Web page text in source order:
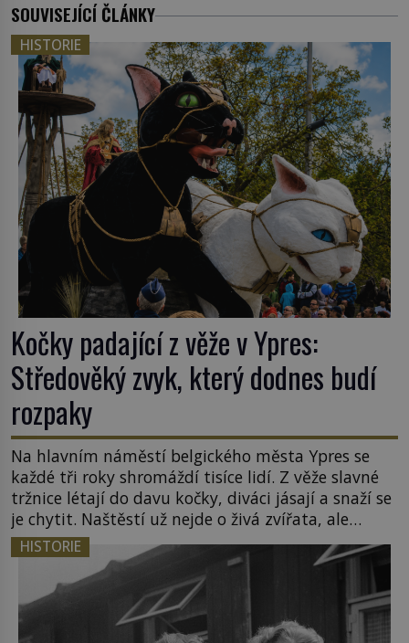
SOUVISEJÍCÍ ČLÁNKY
HISTORIE
Kočky padající z věže v Ypres:
Středověký zvyk, který dodnes budí
rozpaky
Na hlavním náměstí belgického města Ypres se
každé tři roky shromáždí tisíce lidí. Z věže slavné
tržnice létají do davu kočky, diváci jásají a snaží se
je chytit. Naštěstí už nejde o živá zvířata, ale
jenom o plyšové suvenýry. Kdysi to ale bylo jinak.
Tato veselá podívaná připomíná jeden z
nejpodivnějších a zároveň nejkrutějších zvyků […]
HISTORIE